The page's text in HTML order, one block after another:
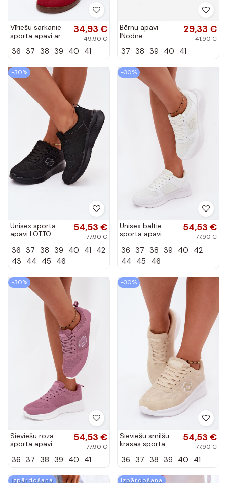
Vīriešu sarkanie
sporta apavi ar
34,93 €
49,90 €
36 37 38 39 40 41
Bērnu apavi
INodne
23-34-109L
29,33 €
41,90 €
37 38 39 40 41
-30%
Unisex sporta
apavi LOTTO
SOBRIO OC melni
54,53 €
77,90 €
36 37 38 39 40 41 42
43 44 45 46
-30%
Unisex baltie
sporta apavi
SOBRIO OC
54,53 €
77,90 €
36 37 38 39 40 42
44 45 46
-30%
Sieviešu rozā
sporta apavi
SOBRIO
54,53 €
77,90 €
36 37 38 39 40 41
-30%
Sieviešu smilšu
krāsas sporta
2401650U
54,53 €
77,90 €
36 37 38 39 40 41
Izpārdošana Izpārdošana